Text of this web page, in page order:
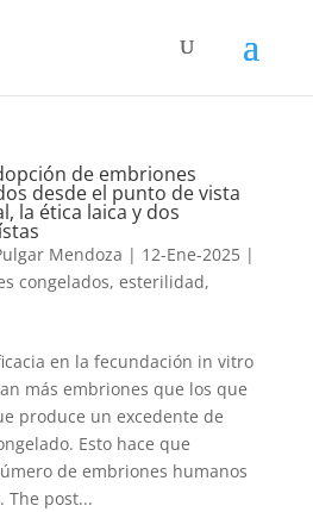
de embriones
desde el punto de vista
la ética laica y dos
Mendoza | 12-Ene-2025|
congelados, esterilidad,
en la fecundación in vitro
más embriones que los que
produce un excedente de
Esto hace que
de embriones humanos
The post...